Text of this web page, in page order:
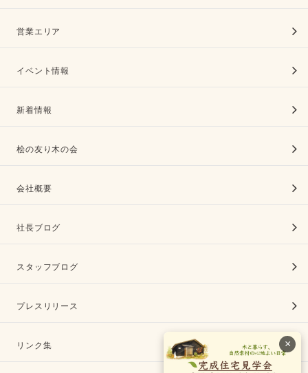
×
営業エリア
イベント情報
新着情報
桧の友り木の会
会社概要
社長ブログ
スタッフブログ
プレスリリース
リンク集